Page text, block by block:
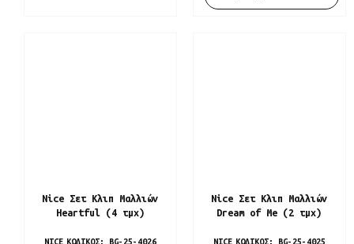
NICE ΚΩΔΙΚΌΣ: BG-25-4026
Nice Σετ Κλιπ Μαλλιών
Heartful (4 τμχ)
NICE ΚΩΔΙΚΌΣ: BG-25-4025
Nice Σετ Κλιπ Μαλλιών
Dream of Me (2 τμχ)